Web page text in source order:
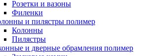
Розетки и вазоны
Филенки
и пилястры полимер
Колонны
Пилястры
и дверные обрамления полимер